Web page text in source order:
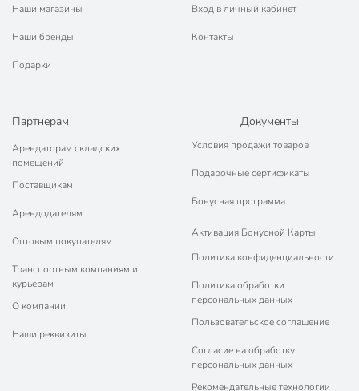
Наши магазины
Наши бренды
Подарки
Вход в личный кабинет
Контакты
Партнерам
Арендаторам складских
помещений
Поставщикам
Арендодателям
Оптовым покупателям
Транспортным компаниям и
курьерам
О компании
Наши реквизиты
Документы
Условия продажи товаров
Подарочные сертификаты
Бонусная программа
Активация Бонусной Карты
Политика конфиденциальности
Политика обработки
персональных данных
Пользовательское соглашение
Согласие на обработку
персональных данных
Рекомендательные технологии